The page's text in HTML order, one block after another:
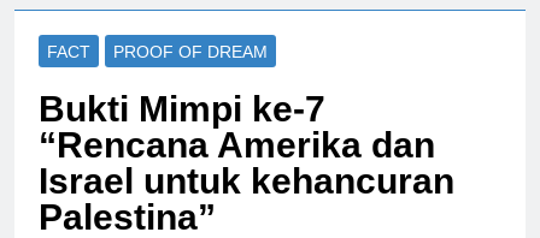
FACT PROOF OF DREAM
Bukti Mimpi ke-7
“Rencana Amerika dan
Israel untuk kehancuran
Palestina”